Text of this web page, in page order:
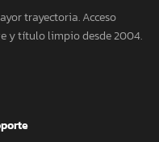
trayectoria. Acceso
y título limpio desde 2004.